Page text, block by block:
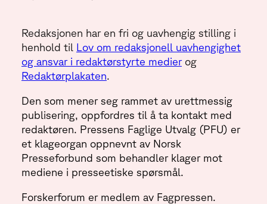
Redaksjonen har en fri og uavhengig stilling i
henhold til Lov om redaksjonell uavhengighet
og ansvar i redaktørstyrte medierog
Redaktørplakaten.
Den som mener seg rammet av urettmessig
publisering, oppfordres til å ta kontakt med
redaktøren. Pressens Faglige Utvalg (PFU) er
et klageorgan oppnevnt av Norsk
Presseforbund som behandler klager mot
mediene i presseetiske spørsmål.
Forskerforum er medlem av Fagpressen.